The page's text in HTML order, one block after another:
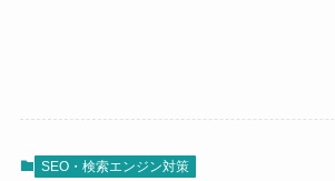
SEO・検索エンジン対策